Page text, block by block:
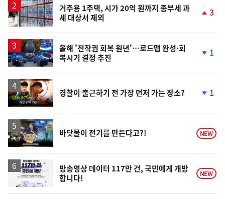
거주용 1주택, 시가 20억 원까지 종부세 과
세 대상서 제외
계
3
올해 '전작권 회복 원년'…로드맵 완성·회
복시기 결정 추진
계
1
영
상
경찰이 출근하기 전 가장 먼저 가는 장소?
계
락
1
영
상
바닷물이 전기를 만든다고?! NEW
방송영상 데이터 117만 건, 국민에게 개방
합니다!
NEW